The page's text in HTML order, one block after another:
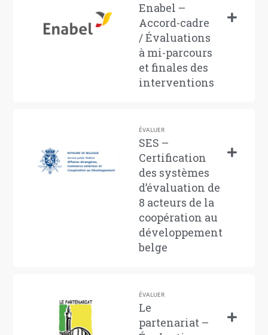
Enabel –
Accord-cadre
/ Évaluations
à mi-parcours
et finales des
interventions
ÉVALUER
SES –
Certification
des systèmes
d’évaluation de
8 acteurs de la
coopération au
développement
belge
ÉVALUER
Le
partenariat –